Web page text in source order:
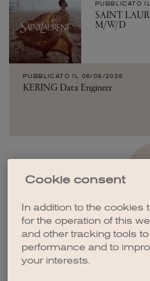
PUBBLICATO IL
SAINT
M/W/D
PUBBLICATO IL 06/08/2026
KERING Data Engineer
Cookie consent
In addition to the
for the operation of this
and other tracking tools
performance and to
your interests.